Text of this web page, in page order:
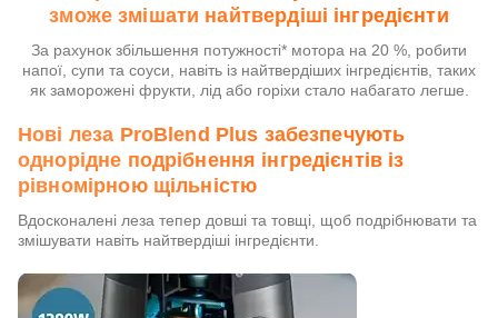
зможе змішати найтвердіші інгредієнти
За рахунок збільшення потужності* мотора на 20 %, робити
напої, супи та соуси, навіть із найтвердіших інгредієнтів, таких
як заморожені фрукти, лід або горіхи стало набагато легше.
Нові леза ProBlend Plus забезпечують
однорідне подрібнення інгредієнтів із
рівномірною щільністю
Вдосконалені леза тепер довші та товщі, щоб подрібнювати та
змішувати навіть найтвердіші інгредієнти.